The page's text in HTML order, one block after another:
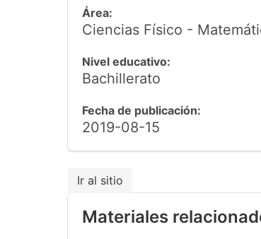
Área:
Ciencias Físico -
Nivel educativo:
Bachillerato
Fecha de publicación:
2019-08-15
Ir al sitio
Materiales